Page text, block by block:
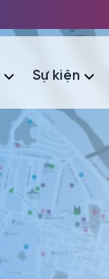
Sự kiện
Sự kiện